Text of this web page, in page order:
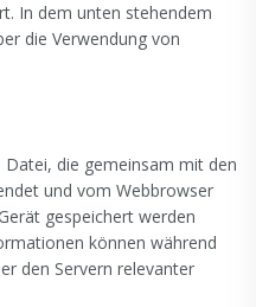
In dem unten stehendem
die Verwendung von
Datei, die gemeinsam mit den
und vom Webbrowser
gespeichert werden
können während
den Servern relevanter